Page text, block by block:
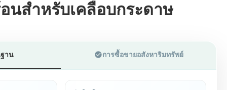
นสำหรับเคลือบกระดาษ
นสำหรับเคลือบกระดาษ
าน การซื้อขายอสังหาริมทรัพย์